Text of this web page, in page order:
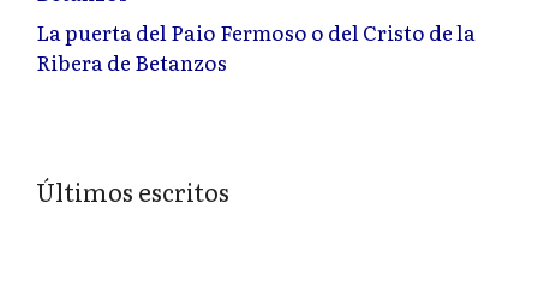
La puerta del Paio Fermoso o del Cristo de la
Ribera de Betanzos
Últimos escritos